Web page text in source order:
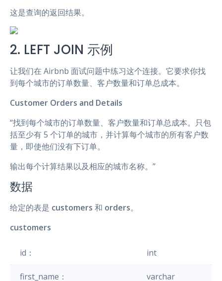
这是查询的返回结果。
2. LEFT JOIN 示例
让我们在 Airbnb 面试问题中练习这个连接。它要求你找
到每个城市的订单数量、客户数量和订单总成本。
Customer Orders and Details
“找到每个城市的订单数量、客户数量和订单总成本。只包
括至少有 5 个订单的城市，并计算每个城市的所有客户数
量，即使他们没有下订单。
输出每个计算结果以及相应的城市名称。”
数据
给定的表是 customers 和 orders。
customers
id： int
first_name： varchar